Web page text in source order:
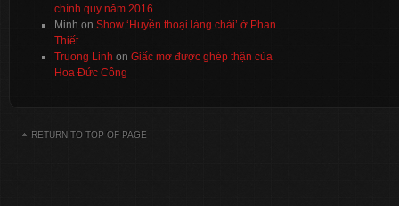
chính quy năm 2016
Minh on Show ‘Huyền thoại làng chài’ ở Phan
Thiết
Truong Linh on Giấc mơ được ghép thận của
Hoa Đức Công
RETURN TO TOP OF PAGE